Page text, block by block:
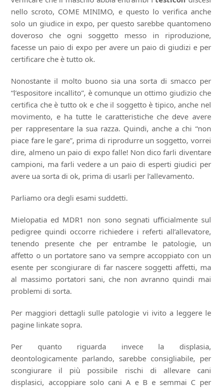
nello scroto, COME MINIMO, e questo lo verifica anche
solo un giudice in expo, per questo sarebbe quantomeno
doveroso che ogni soggetto messo in riproduzione,
facesse un paio di expo per avere un paio di giudizi e per
certificare che è tutto ok.
Nonostante il molto buono sia una sorta di smacco per
“l’espositore incallito”, è comunque un ottimo giudizio che
certifica che è tutto ok e che il soggetto è tipico, anche nel
movimento, e ha tutte le caratteristiche che deve avere
per rappresentare la sua razza. Quindi, anche a chi “non
piace fare le gare”, prima di riprodurre un soggetto, vorrei
dire, almeno un paio di expo falle! Non dico farli diventare
campioni, ma farli vedere a un paio di esperti giudici per
avere ua sorta di ok, prima di usarli per l’allevamento.
Parliamo ora degli esami suddetti.
Mielopatia ed MDR1 non sono segnati ufficialmente sul
pedigree quindi occorre richiedere i referti all’allevatore,
tenendo presente che per entrambe le patologie, un
affetto o un portatore sano va sempre accoppiato con un
esente per scongiurare di far nascere soggetti affetti, ma
al massimo portatori sani, che non avranno quindi mai
problemi di sorta.
Per maggiori dettagli sulle patologie vi ivito a leggere le
pagine linkate sopra.
Per quanto riguarda invece la displasia,
deontologicamente parlando, sarebbe consigliabile, per
scongiurare il più possibile rischi di allevare cani
displasici, accoppiare solo cani A e B e semmai C per